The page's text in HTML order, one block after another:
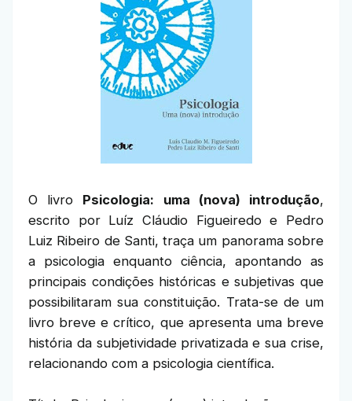
O livro Psicologia: uma (nova) introdução,
escrito por Luíz Cláudio Figueiredo e Pedro
Luiz Ribeiro de Santi, traça um panorama sobre
a psicologia enquanto ciência, apontando as
principais condições históricas e subjetivas que
possibilitaram sua constituição. Trata-se de um
livro breve e crítico, que apresenta uma breve
história da subjetividade privatizada e sua crise,
relacionando com a psicologia científica.